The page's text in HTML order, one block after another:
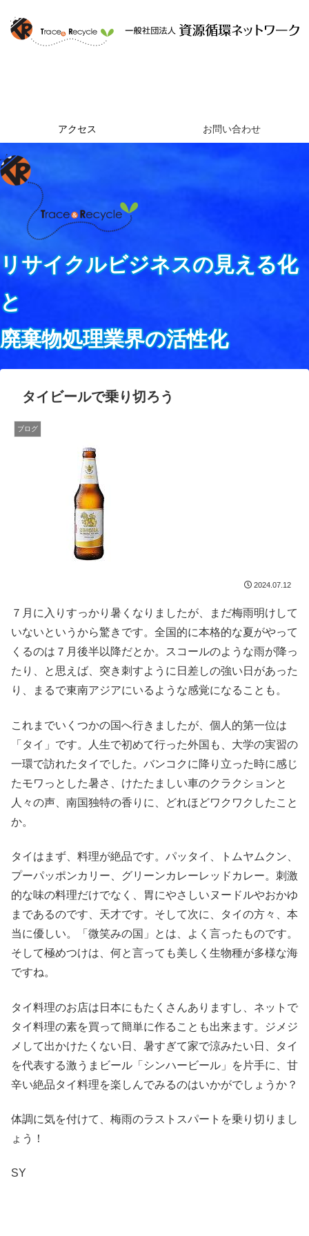
アクセス お問い合わせ
リサイクルビジネスの見える化
と
廃棄物処理業界の活性化
タイビールで乗り切ろう
ブログ
2024.07.12
７月に入りすっかり暑くなりましたが、まだ梅雨明けして
いないというから驚きです。全国的に本格的な夏がやって
くるのは７月後半以降だとか。スコールのような雨が降っ
たり、と思えば、突き刺すように日差しの強い日があった
り、まるで東南アジアにいるような感覚になることも。
これまでいくつかの国へ行きましたが、個人的第一位は
「タイ」です。人生で初めて行った外国も、大学の実習の
一環で訪れたタイでした。バンコクに降り立った時に感じ
たモワっとした暑さ、けたたましい車のクラクションと
人々の声、南国独特の香りに、どれほどワクワクしたこと
か。
タイはまず、料理が絶品です。パッタイ、トムヤムクン、
プーパッポンカリー、グリーンカレーレッドカレー。刺激
的な味の料理だけでなく、胃にやさしいヌードルやおかゆ
まであるのです、天才です。そして次に、タイの方々、本
当に優しい。「微笑みの国」とは、よく言ったものです。
そして極めつけは、何と言っても美しく生物種が多様な海
ですね。
タイ料理のお店は日本にもたくさんありますし、ネットで
タイ料理の素を買って簡単に作ることも出来ます。ジメジ
メして出かけたくない日、暑すぎて家で涼みたい日、タイ
を代表する激うまビール「シンハービール」を片手に、甘
辛い絶品タイ料理を楽しんでみるのはいかがでしょうか？
体調に気を付けて、梅雨のラストスパートを乗り切りまし
ょう！
SY